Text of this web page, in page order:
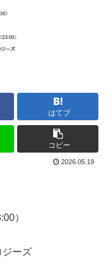
はてブ
コピー
2026.05.19
）
ジーズ